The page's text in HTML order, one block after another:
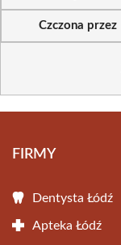
Czczona przez
FIRMY
Dentysta Łódź
Apteka Łódź